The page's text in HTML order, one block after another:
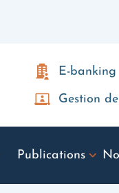
E-banking
Gestion
Publications